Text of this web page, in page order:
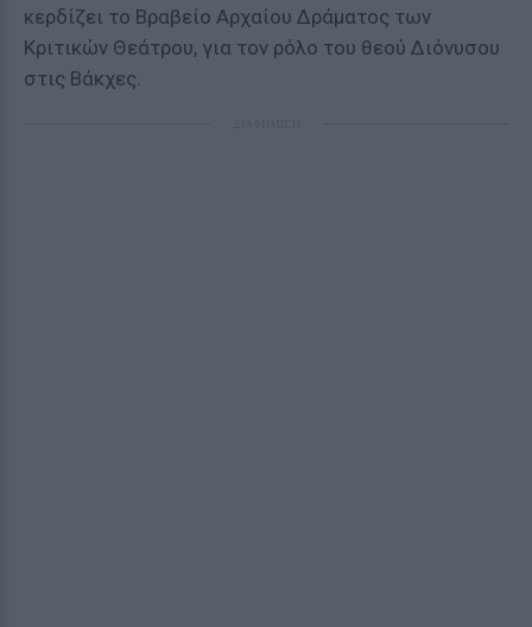
κερδίζει το Βραβείο Αρχαίου Δράματος των
Κριτικών Θεάτρου, για τον ρόλο του θεού Διόνυσου
στις Βάκχες.